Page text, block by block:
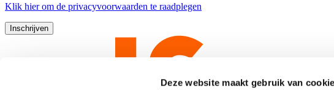
Deze website maakt gebruik van
Klik hierom de privacyvoorwaarden te raadplegen